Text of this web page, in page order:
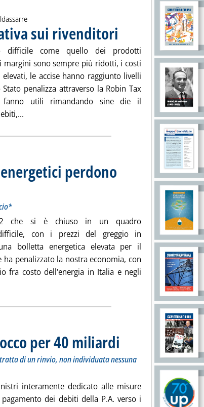
sui rivenditori . Pubblicata lunedì 25 marzo
difficile come quello dei prodotti
margini sono sempre più ridotti, i costi
le accise hanno raggiunto livelli
penalizza attraverso la Robin Tax
fanno utili rimandando sine die il
Leggi tutta la notizia: 'Extra-rete, stretta
perdono
di Politica Energetica di Edgardo Curcio*
22 marzo 2013 alle 11.22.
che si è chiuso in un quadro
con i prezzi del greggio in
bolletta energetica elevata per il
ha penalizzato la nostra economia, con
fra costo dell'energia in Italia e negli
la notizia: 'Crisi e politica, così i nodi energetici
per 40 miliardi . Sottotitolo: Per il presidente di
. Pubblicata giovedì 21 marzo
di un rinvio, non individuata nessuna
interamente dedicato alle misure
dei debiti della P.A. verso i